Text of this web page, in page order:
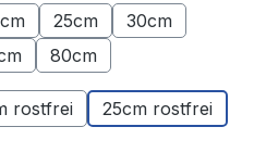
nicht verfügbar.)
ist zurzeit nicht verfügbar.)
(Diese Option ist zurzeit nicht
25cm
(Diese Option ist zurzeit
30cm
(Diese Option ist
nicht verfügbar.)
ist zurzeit nicht verfügbar.)
Option ist zurzeit nicht
80cm
(Diese Option ist zurzeit
rostfrei
25cm rostfrei